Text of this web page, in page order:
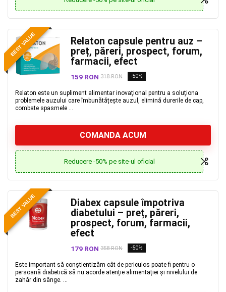
BEST VALUE
Relaton capsule pentru auz –
preț, păreri, prospect, forum,
farmacii, efect
159 RON 318 RON -50%
Relaton este un supliment alimentar inovațional pentru a soluționa
problemele auzului care îmbunătățește auzul, elimină durerile de cap,
combate spasmele ...
COMANDA ACUM
Reducere -50% pe site-ul oficial
BEST VALUE
Diabex capsule împotriva
diabetului – preț, păreri,
prospect, forum, farmacii,
efect
179 RON 358 RON -50%
Este important să conștientizăm cât de periculos poate fi pentru o
persoană diabetică să nu acorde atenție alimentației și nivelului de
zahăr din sânge. ...